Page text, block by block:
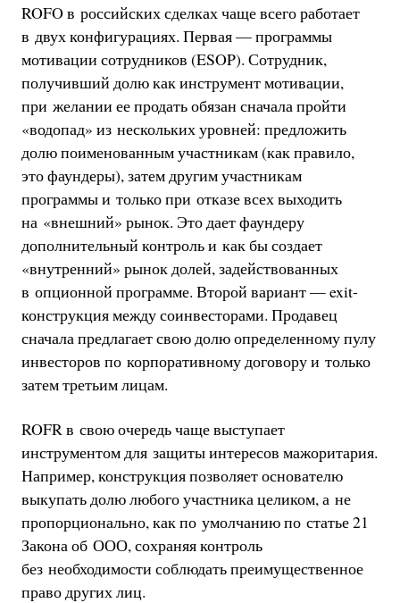
ROFO в российских сделках чаще всего работает
в двух конфигурациях. Первая — программы
мотивации сотрудников (ESOP). Сотрудник,
получивший долю как инструмент мотивации,
при желании ее продать обязан сначала пройти
«водопад» из нескольких уровней: предложить
долю поименованным участникам (как правило,
это фаундеры), затем другим участникам
программы и только при отказе всех выходить
на «внешний» рынок. Это дает фаундеру
дополнительный контроль и как бы создает
«внутренний» рынок долей, задействованных
в опционной программе. Второй вариант — exit-
конструкция между соинвесторами. Продавец
сначала предлагает свою долю определенному пулу
инвесторов по корпоративному договору и только
затем третьим лицам.
ROFR в свою очередь чаще выступает
инструментом для защиты интересов мажоритария.
Например, конструкция позволяет основателю
выкупать долю любого участника целиком, а не
пропорционально, как по умолчанию по статье 21
Закона об ООО, сохраняя контроль
без необходимости соблюдать преимущественное
право других лиц.